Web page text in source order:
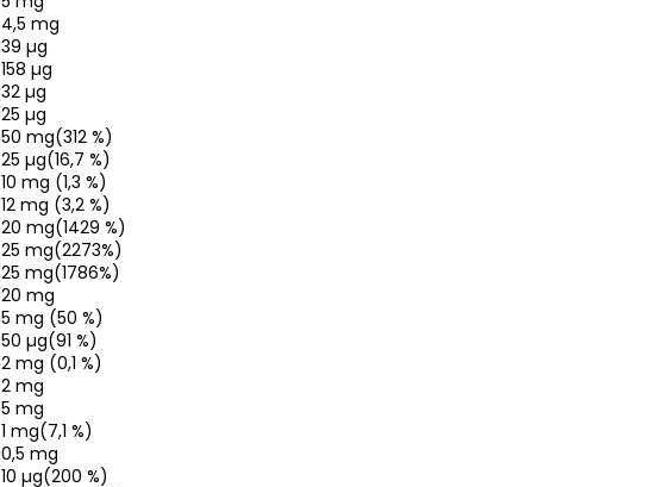
4,5 mg
39 µg
158 µg
32 µg
25 µg
50 mg(312 %)
25 µg(16,7 %)
10 mg (1,3 %)
12 mg (3,2 %)
20 mg(1429 %)
25 mg(2273%)
25 mg(1786%)
20 mg
5 mg (50 %)
50 µg(91 %)
2 mg (0,1 %)
2 mg
5 mg
1 mg(7,1 %)
0,5 mg
10 µg(200 %)